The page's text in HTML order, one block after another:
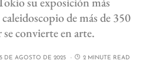
de más de 350
convierte en arte.
5 DE AGOSTO DE 2025 2 MINUTE READ